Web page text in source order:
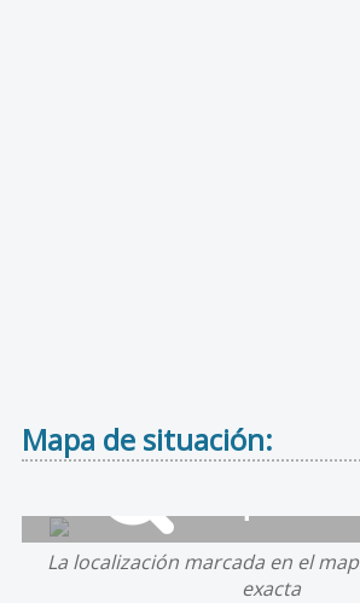
Mapa de situación:
La localización marcada en el
exacta